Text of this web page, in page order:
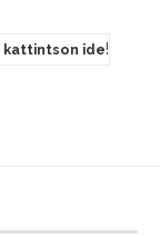
kattintson ide!